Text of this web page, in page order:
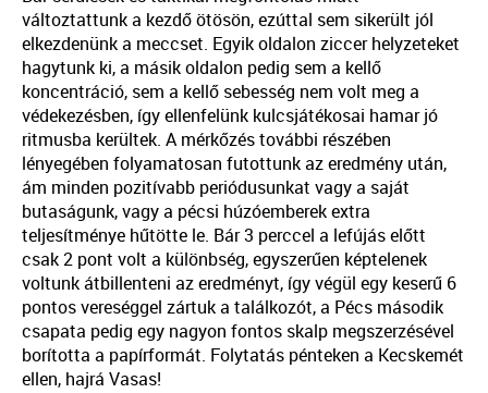
változtattunk a kezdő ötösön, ezúttal sem sikerült jól
elkezdenünk a meccset. Egyik oldalon ziccer helyzeteket
hagytunk ki, a másik oldalon pedig sem a kellő
koncentráció, sem a kellő sebesség nem volt meg a
védekezésben, így ellenfelünk kulcsjátékosai hamar jó
ritmusba kerültek. A mérkőzés további részében
lényegében folyamatosan futottunk az eredmény után,
ám minden pozitívabb periódusunkat vagy a saját
butaságunk, vagy a pécsi húzóemberek extra
teljesítménye hűtötte le. Bár 3 perccel a lefújás előtt
csak 2 pont volt a különbség, egyszerűen képtelenek
voltunk átbillenteni az eredményt, így végül egy keserű 6
pontos vereséggel zártuk a találkozót, a Pécs második
csapata pedig egy nagyon fontos skalp megszerzésével
borította a papírformát. Folytatás pénteken a Kecskemét
ellen, hajrá Vasas!